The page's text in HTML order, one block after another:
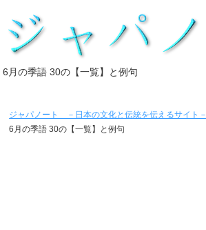
6月の季語 30の【一覧】と例句
ジャパノート －日本の文化と伝統を伝えるサイト－
6月の季語 30の【一覧】と例句